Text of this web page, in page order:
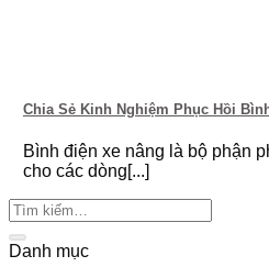
Chia Sẻ Kinh Nghiệm Phục Hồi
Bình điện xe nâng là bộ phận
cho các dòng[...]
Danh mục